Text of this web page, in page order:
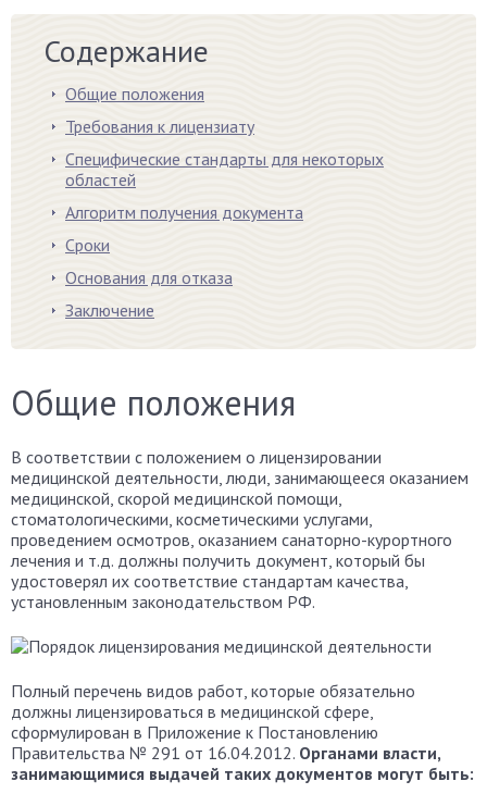
Содержание
Общие положения
Требования к лицензиату
Специфические стандарты для некоторых
областей
Алгоритм получения документа
Сроки
Основания для отказа
Заключение
Общие положения
В соответствии с положением о лицензировании
медицинской деятельности, люди, занимающееся оказанием
медицинской, скорой медицинской помощи,
стоматологическими, косметическими услугами,
проведением осмотров, оказанием санаторно-курортного
лечения и т.д. должны получить документ, который бы
удостоверял их соответствие стандартам качества,
установленным законодательством РФ.
Полный перечень видов работ, которые обязательно
должны лицензироваться в медицинской сфере,
сформулирован в Приложение к Постановлению
Правительства № 291 от 16.04.2012. Органами власти,
занимающимися выдачей таких документов могут быть: